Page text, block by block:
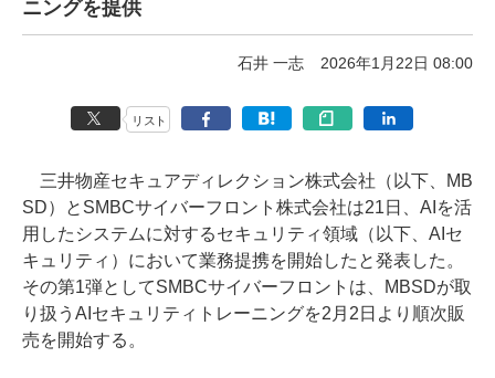
ニングを提供
石井 一志 2026年1月22日 08:00
リスト
三井物産セキュアディレクション株式会社（以下、MB
SD）とSMBCサイバーフロント株式会社は21日、AIを活
用したシステムに対するセキュリティ領域（以下、AIセ
キュリティ）において業務提携を開始したと発表した。
その第1弾としてSMBCサイバーフロントは、MBSDが取
り扱うAIセキュリティトレーニングを2月2日より順次販
売を開始する。